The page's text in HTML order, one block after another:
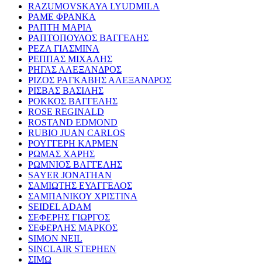
RAZUMOVSKAYA LYUDMILA
ΡΑΜΕ ΦΡΑΝΚΑ
ΡΑΠΤΗ ΜΑΡΙΑ
ΡΑΠΤΟΠΟΥΛΟΣ ΒΑΓΓΕΛΗΣ
ΡΕΖΑ ΓΙΑΣΜΙΝΑ
ΡΕΠΠΑΣ ΜΙΧΑΛΗΣ
ΡΗΓΑΣ ΑΛΕΞΑΝΔΡΟΣ
ΡΙΖΟΣ ΡΑΓΚΑΒΗΣ ΑΛΕΞΑΝΔΡΟΣ
ΡΙΣΒΑΣ ΒΑΣΙΛΗΣ
ΡΟΚΚΟΣ ΒΑΓΓΕΛΗΣ
ROSE REGINALD
ROSTAND EDMOND
RUBIO JUAN CARLOS
ΡΟΥΓΓΕΡΗ ΚΑΡΜΕΝ
ΡΩΜΑΣ ΧΑΡΗΣ
ΡΩΜΝΙΟΣ ΒΑΓΓΕΛΗΣ
SAYER JONATHAN
ΣΑΜΙΩΤΗΣ ΕΥΑΓΓΕΛΟΣ
ΣΑΜΠΑΝΙΚΟΥ ΧΡΙΣΤΙΝΑ
SEIDEL ADAM
ΣΕΦΕΡΗΣ ΓΙΩΡΓΟΣ
ΣΕΦΕΡΛΗΣ ΜΑΡΚΟΣ
SIMON NEIL
SINCLAIR STEPHEN
ΣΙΜΩ